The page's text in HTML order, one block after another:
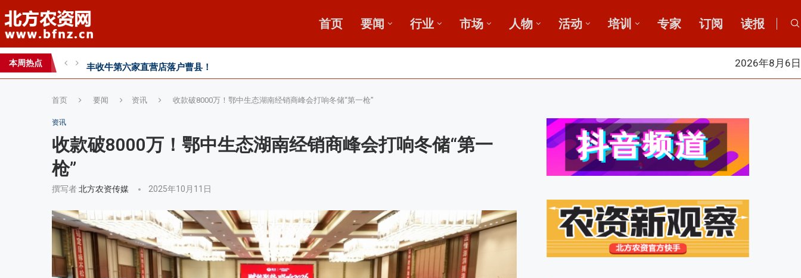
首页 要闻 行业 市场 人物 活动 培训 专家 订阅 读报
本周热点
2026第七届中国(国际)智慧农业应用与创新发展高峰论坛
2026年8月6日
首页 要闻 资讯 收款破8000万！鄂中生态湖南经销商峰会打响冬储“第一枪”
资讯
收款破8000万！鄂中生态湖南经销商峰会打响冬储“第一
枪”
撰写者北方农资传媒 2025年10月11日